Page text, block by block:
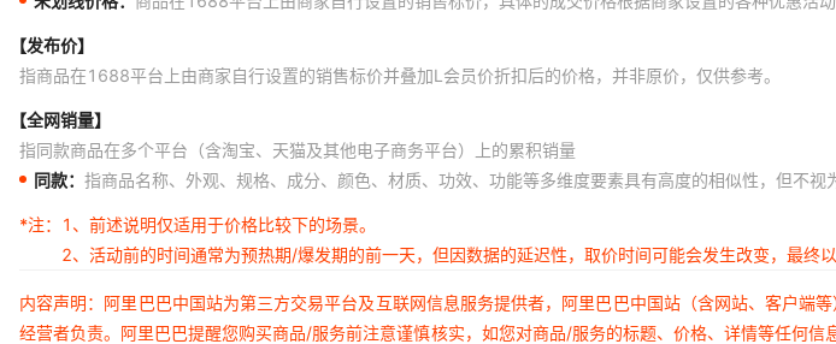
【发布价】
指商品在1688平台上由商家自行设置的销售标价并叠加L会员价折扣后的价格，并非原价，仅供参考。
【全网销量】
指同款商品在多个平台（含淘宝、天猫及其他电子商务平台）上的累积销量
同款： 指商品名称、外观、规格、成分、颜色、材质、功效、功能等多维度要素具有高度的相似性，但不视
*注：
1、前述说明仅适用于价格比较下的场景。
2、活动前的时间通常为预热期/爆发期的前一天，但因数据的延迟性，取价时间可能会发生改变，最终
内容声明：阿里巴巴中国站为第三方交易平台及互联网信息服务提供者，阿里巴巴中国站（含网站、客户
经营者负责。阿里巴巴提醒您购买商品/服务前注意谨慎核实，如您对商品/服务的标题、价格、详情等任何